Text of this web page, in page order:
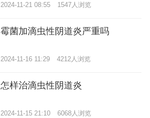
2024-11-21 08:55 1547人浏览
霉菌加滴虫性阴道炎严重吗
2024-11-16 11:29 4212人浏览
怎样治滴虫性阴道炎
2024-11-15 21:10 6068人浏览